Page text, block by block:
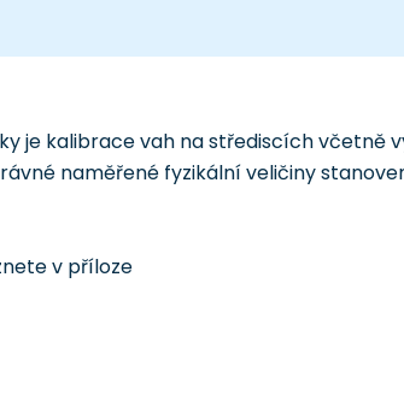
je kalibrace vah na střediscích včetně
naměřené fyzikální veličiny
v příloze